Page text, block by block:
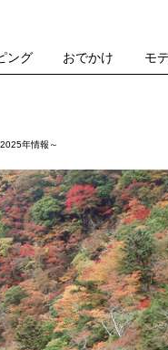
ング おでかけ モ
年情報～